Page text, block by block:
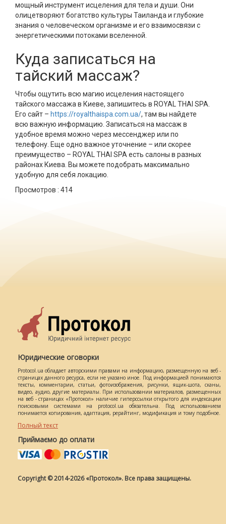
мощный инструмент исцеления для тела и души. Они
олицетворяют богатство культуры Таиланда и глубокие
знания о человеческом организме и его взаимосвязи с
энергетическими потоками вселенной.
Куда записаться на
тайский массаж?
Чтобы ощутить всю магию исцеления настоящего
тайского массажа в Киеве, запишитесь в ROYAL THAI SPA.
Его сайт – https://royalthaispa.com.ua/, там вы найдете
всю важную информацию. Записаться на массаж в
удобное время можно через мессенджер или по
телефону. Еще одно важное уточнение – или скорее
преимущество – ROYAL THAI SPA есть салоны в разных
районах Киева. Вы можете подобрать максимально
удобную для себя локацию.
Просмотров : 414
Юридические оговорки
Protocol.ua обладает авторскими правами на информацию, размещенную на веб -
страницах данного ресурса, если не указано иное. Под информацией понимаются
тексты, комментарии, статьи, фотоизображения, рисунки, ящик-шота, сканы,
видео, аудио, другие материалы. При использовании материалов, размещенных
на веб - страницах «Протокол» наличие гиперссылки открытого для индексации
поисковыми системами на protocol.ua обязательна. Под использованием
понимается копирования, адаптация, рерайтинг, модификация и тому подобное.
Полный текст
Приймаємо до оплати
Copyright © 2014-2026 «Протокол». Все права защищены.